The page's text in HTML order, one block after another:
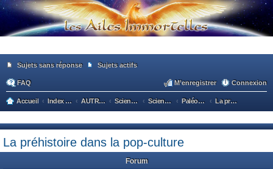
Sujets sans réponse Sujets actifs
FAQ Connexion
M’enregistrer
Accueil Index du forum AUTRES HORIZONS Sciences & techniques Sciences & Médecine Paléontologie - Préhistoire
La préhistoire dans la pop-culture
he
La préhistoire dans la pop-culture
Forum